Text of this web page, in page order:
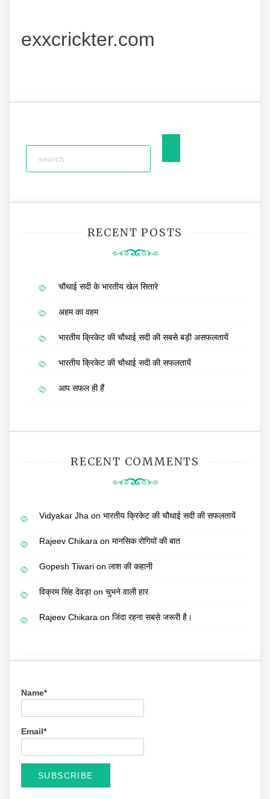
exxcrickter.com
RECENT POSTS
चौथाई सदी के भारतीय खेल सितारे
अहम का वहम
भारतीय क्रिकेट की चौथाई सदी की सबसे बड़ी असफलतायें
भारतीय क्रिकेट की चौथाई सदी की सफलतायें
आप सफल ही हैं
RECENT COMMENTS
Vidyakar Jha on भारतीय क्रिकेट की चौथाई सदी की सफलतायें
Rajeev Chikara on मानसिक रोगियों की बात
Gopesh Tiwari on लाश की कहानी
विक्रम सिंह देवड़ाon चुभने वाली हार
Rajeev Chikara on जिंदा रहना सबसे जरूरी है।
Name*
Email*